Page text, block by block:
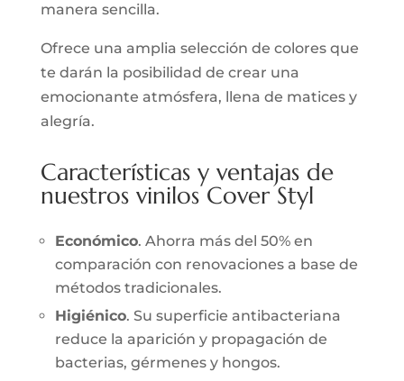
manera sencilla.
Ofrece una amplia selección de colores que
te darán la posibilidad de crear una
emocionante atmósfera, llena de matices y
alegría.
Características y ventajas de
nuestros vinilos Cover Styl
Económico. Ahorra más del 50% en
comparación con renovaciones a base de
métodos tradicionales.
Higiénico. Su superficie antibacteriana
reduce la aparición y propagación de
bacterias, gérmenes y hongos.